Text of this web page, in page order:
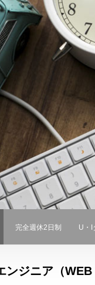
完全週休2日制 U・I
ンジニア（